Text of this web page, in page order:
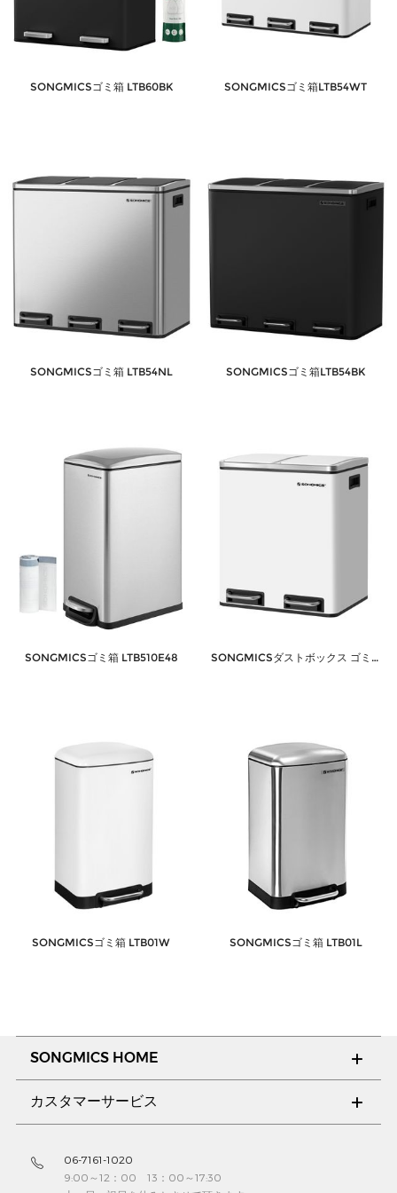
SONGMICSゴミ箱 LTB60BK SONGMICSゴミ箱LTB54WT
SONGMICSゴミ箱 LTB54NL SONGMICSゴミ箱LTB54BK
SONGMICSゴミ箱 LTB510E48 SONGMICSダストボックス ゴミ箱LTB30WT
SONGMICSゴミ箱 LTB01W SONGMICSゴミ箱 LTB01L
SONGMICS HOME
カスタマーサービス
06-7161-1020
9:00～12：00 13：00～17:30